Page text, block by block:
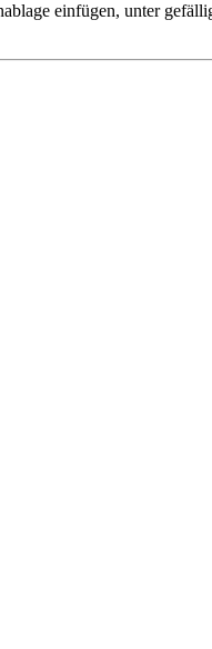
einfügen, unter